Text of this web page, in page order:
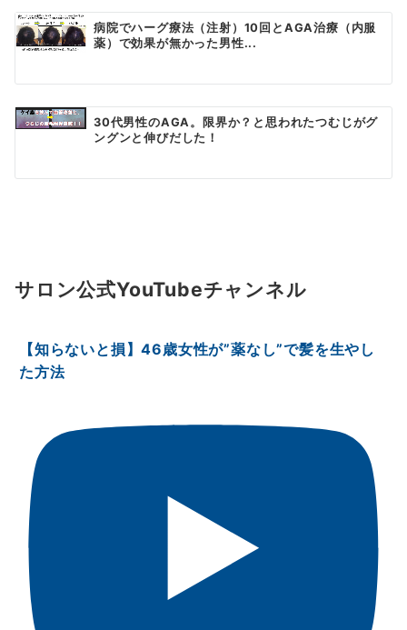
病院でハーグ療法（注射）10回とAGA治療（内服
薬）で効果が無かった男性...
30代男性のAGA。限界か？と思われたつむじがグ
ングンと伸びだした！
サロン公式YouTubeチャンネル
【知らないと損】46歳女性が”薬なし”で髪を生やし
た方法